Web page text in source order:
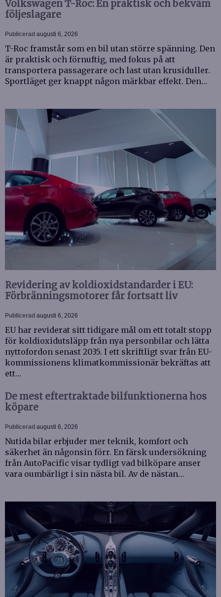
Volkswagen T-Roc: En praktisk och bekväm
följeslagare
Publicerad augusti 6, 2026
T-Roc framstår som en bil utan större spänning. Den
är praktisk och förnuftig, med fokus på att
transportera passagerare och last utan krusiduller.
Sportläget ger knappt någon märkbar effekt. Den…
Revidering av koldioxidstandarder i EU:
Förbränningsmotorer får fortsatt liv
Publicerad augusti 6, 2026
EU har reviderat sitt tidigare mål om ett totalt stopp
för koldioxidutsläpp från nya personbilar och lätta
nyttofordon senast 2035. I ett skriftligt svar från EU-
kommissionens klimatkommissionär bekräftas att
ett…
De mest eftertraktade bilfunktionerna hos
köpare
Publicerad augusti 6, 2026
Nutida bilar erbjuder mer teknik, komfort och
säkerhet än någonsin förr. En färsk undersökning
från AutoPacific visar tydligt vad bilköpare anser
vara oumbärligt i sin nästa bil. Av de nästan…